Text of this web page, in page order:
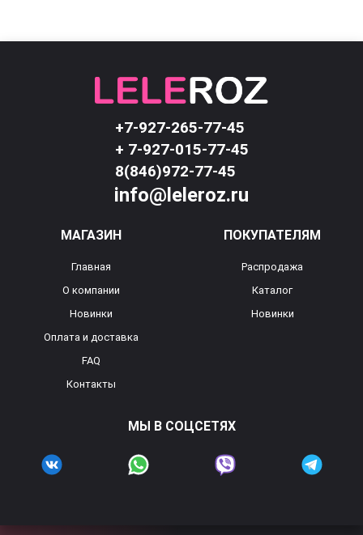
+7-927-265-77-45
+ 7-927-015-77-45
8(846)972-77-45
info@leleroz.ru
МАГАЗИН
Главная
О компании
Новинки
Оплата и доставка
FAQ
Контакты
ПОКУПАТЕЛЯМ
Распродажа
Каталог
Новинки
МЫ В СОЦСЕТЯХ